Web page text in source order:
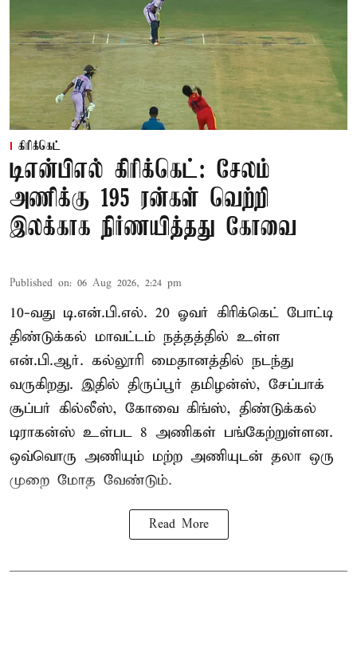
கிரிக்கெட்
டிஎன்பிஎல் கிரிக்கெட்: சேலம்
அணிக்கு 195 ரன்கள் வெற்றி
இலக்காக நிர்ணயித்தது கோவை
Published on: 06 Aug 2026, 2:24 pm
10-வது டி.என்.பி.எல். 20 ஓவர் கிரிக்கெட் போட்டி
திண்டுக்கல் மாவட்டம் நத்தத்தில் உள்ள
என்.பி.ஆர். கல்லூரி மைதானத்தில் நடந்து
வருகிறது. இதில் திருப்பூர் தமிழன்ஸ், சேப்பாக்
சூப்பர் கில்லீஸ், கோவை கிங்ஸ், திண்டுக்கல்
டிராகன்ஸ் உள்பட 8 அணிகள் பங்கேற்றுள்ளன.
ஒவ்வொரு அணியும் மற்ற அணியுடன் தலா ஒரு
முறை மோத வேண்டும்.
Read More